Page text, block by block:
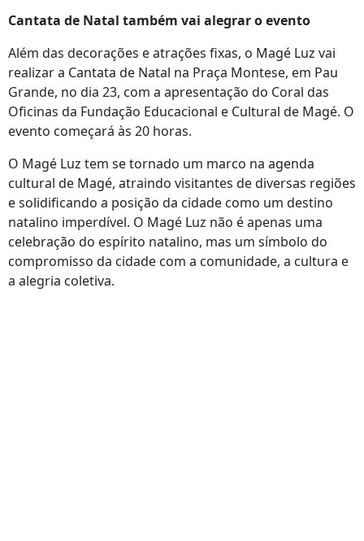
Cantata de Natal também vai alegrar o evento
Além das decorações e atrações fixas, o Magé Luz vai
realizar a Cantata de Natal na Praça Montese, em Pau
Grande, no dia 23, com a apresentação do Coral das
Oficinas da Fundação Educacional e Cultural de Magé. O
evento começará às 20 horas.
O Magé Luz tem se tornado um marco na agenda
cultural de Magé, atraindo visitantes de diversas regiões
e solidificando a posição da cidade como um destino
natalino imperdível. O Magé Luz não é apenas uma
celebração do espírito natalino, mas um símbolo do
compromisso da cidade com a comunidade, a cultura e
a alegria coletiva.